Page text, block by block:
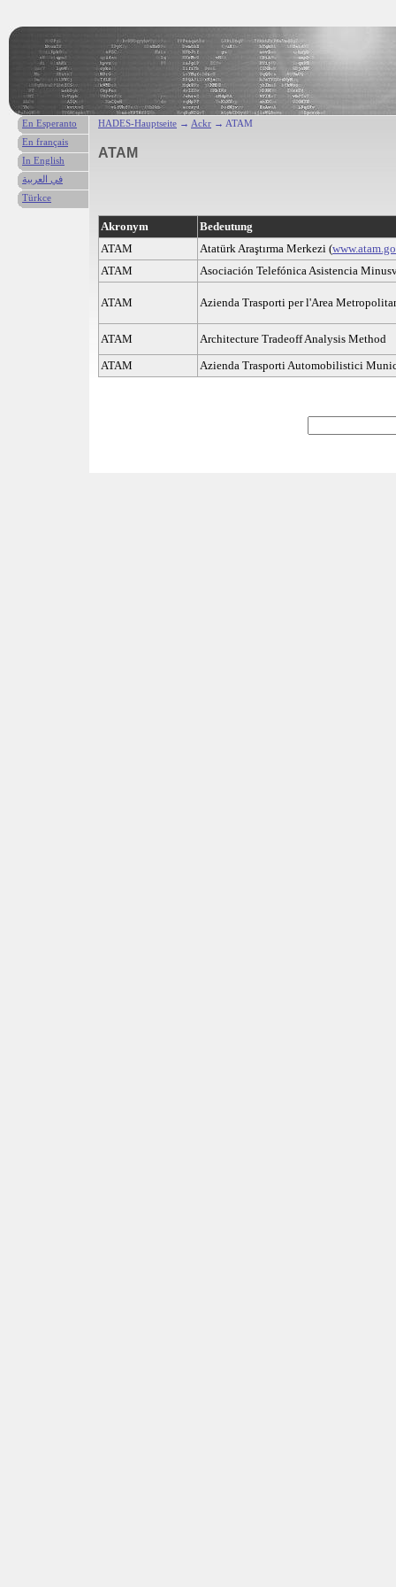
HADES-Hauptseite → Ackr → ATAM
ATAM
Akronym
Bedeutung
ATAM
Atatürk Araştırma Merkezi (
ATAM
Asociación Telefónica Asistencia
ATAM Azienda Trasporti per l'Area
ATAM
Architecture Tradeoff Analysis Method
ATAM
Azienda Trasporti Automobilistici
En Esperanto
En français
In English
في العربية
Türkce